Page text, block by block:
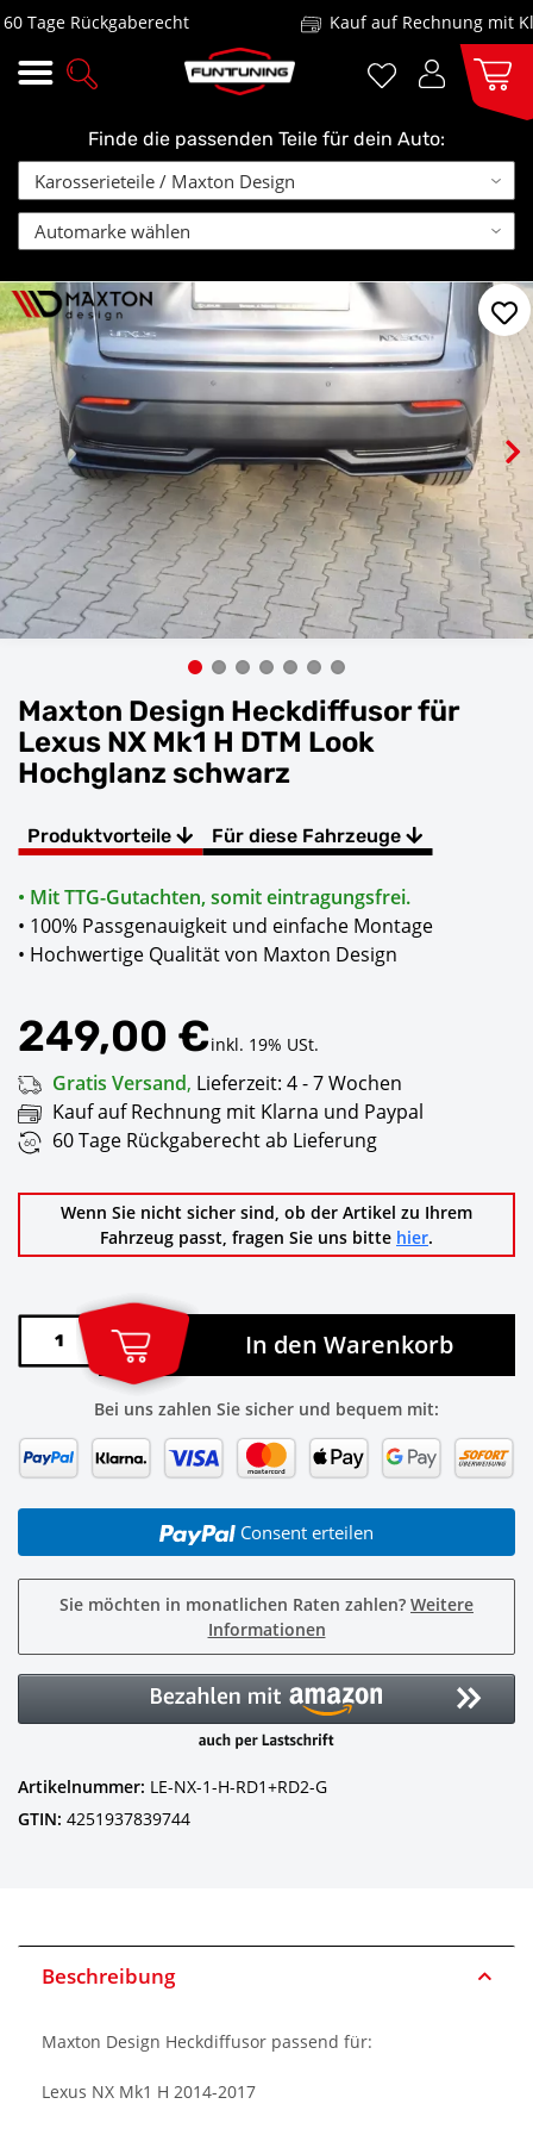
Rückgaberecht Kauf auf Rechnung mit
Finde die passenden Teile für dein Auto:
Maxton Design Heckdiffusor für
Lexus NX Mk1 H DTM Look
Hochglanz schwarz
Produktvorteile Für diese Fahrzeuge
• Mit TTG-Gutachten, somit eintragungsfrei.
• 100% Passgenauigkeit und einfache Montage
• Hochwertige Qualität von Maxton Design
249,00 €inkl. 19% USt.
Gratis Versand, Lieferzeit: 4 - 7 Wochen
Kauf auf Rechnung mit Klarna und Paypal
60 Tage Rückgaberecht ab Lieferung
Wenn Sie nicht sicher sind, ob der Artikel zu Ihrem
Fahrzeug passt, fragen Sie uns bitte hier.
In den Warenkorb
Bei uns zahlen Sie sicher und bequem mit:
Consent erteilen
Sie möchten in monatlichen Raten zahlen? Weitere
Informationen
Artikelnummer: LE-NX-1-H-RD1+RD2-G
GTIN: 4251937839744
Beschreibung
Maxton Design Heckdiffusor passend für:
Lexus NX Mk1 H 2014-2017